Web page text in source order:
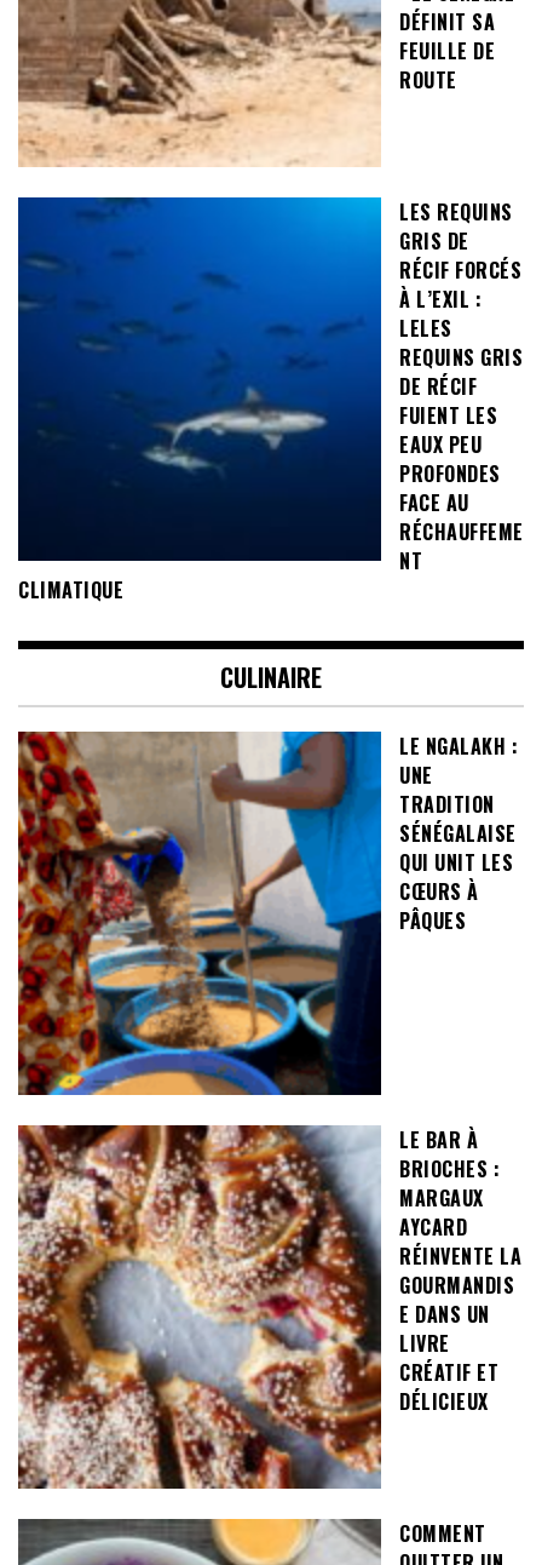
DÉFINIT SA
FEUILLE DE
ROUTE
LES REQUINS
GRIS DE
RÉCIF FORCÉS
À L’EXIL :
LELES
REQUINS GRIS
DE RÉCIF
FUIENT LES
EAUX PEU
PROFONDES
FACE AU
RÉCHAUFFEME
NT
CLIMATIQUE
CULINAIRE
LE NGALAKH :
UNE
TRADITION
SÉNÉGALAISE
QUI UNIT LES
CŒURS À
PÂQUES
LE BAR À
BRIOCHES :
MARGAUX
AYCARD
RÉINVENTE LA
GOURMANDIS
E DANS UN
LIVRE
CRÉATIF ET
DÉLICIEUX
COMMENT